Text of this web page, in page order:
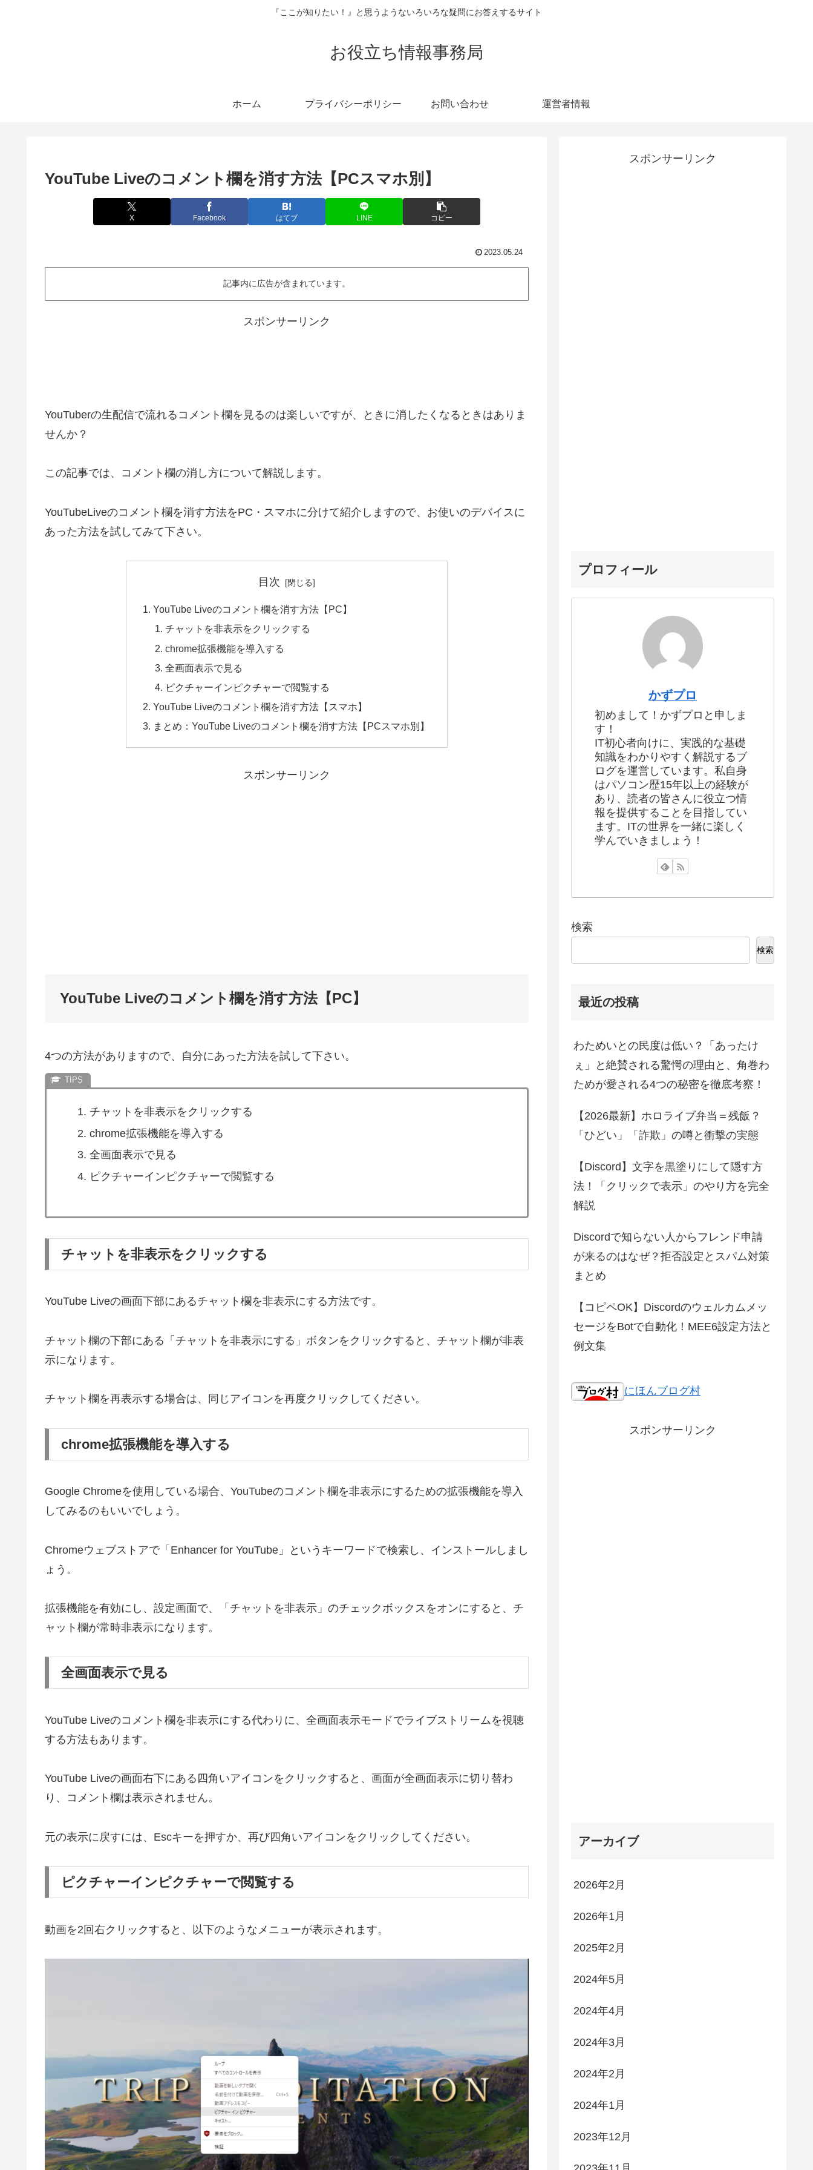
『ここが知りたい！』と思うようないろいろな疑問にお答えするサイト
お役立ち情報事務局
ホーム プライバシーポリシー お問い合わせ 運営者情報
YouTube Liveのコメント欄を消す方法【PCスマホ別】
X Facebook はてブ LINE コピー
2023.05.24
記事内に広告が含まれています。
スポンサーリンク
YouTuberの生配信で流れるコメント欄を見るのは楽しいですが、ときに消したくなるときはありま
せんか？
この記事では、コメント欄の消し方について解説します。
YouTubeLiveのコメント欄を消す方法をPC・スマホに分けて紹介しますので、お使いのデバイスに
あった方法を試してみて下さい。
目次
YouTube Liveのコメント欄を消す方法【PC】
チャットを非表示をクリックする
chrome拡張機能を導入する
全画面表示で見る
ピクチャーインピクチャーで閲覧する
YouTube Liveのコメント欄を消す方法【スマホ】
まとめ：YouTube Liveのコメント欄を消す方法【PCスマホ別】
スポンサーリンク
YouTube Liveのコメント欄を消す方法【PC】
4つの方法がありますので、自分にあった方法を試して下さい。
チャットを非表示をクリックする
chrome拡張機能を導入する
全画面表示で見る
ピクチャーインピクチャーで閲覧する
チャットを非表示をクリックする
YouTube Liveの画面下部にあるチャット欄を非表示にする方法です。
チャット欄の下部にある「チャットを非表示にする」ボタンをクリックすると、チャット欄が非表
示になります。
チャット欄を再表示する場合は、同じアイコンを再度クリックしてください。
chrome拡張機能を導入する
Google Chromeを使用している場合、YouTubeのコメント欄を非表示にするための拡張機能を導入
してみるのもいいでしょう。
Chromeウェブストアで「Enhancer for YouTube」というキーワードで検索し、インストールしまし
ょう。
拡張機能を有効にし、設定画面で、「チャットを非表示」のチェックボックスをオンにすると、チ
ャット欄が常時非表示になります。
全画面表示で見る
YouTube Liveのコメント欄を非表示にする代わりに、全画面表示モードでライブストリームを視聴
する方法もあります。
YouTube Liveの画面右下にある四角いアイコンをクリックすると、画面が全画面表示に切り替わ
り、コメント欄は表示されません。
元の表示に戻すには、Escキーを押すか、再び四角いアイコンをクリックしてください。
ピクチャーインピクチャーで閲覧する
動画を2回右クリックすると、以下のようなメニューが表示されます。
スポンサーリンク
プロフィール
かずプロ
初めまして！かずプロと申しま
す！
IT初心者向けに、実践的な基礎
知識をわかりやすく解説するブ
ログを運営しています。私自身
はパソコン歴15年以上の経験が
あり、読者の皆さんに役立つ情
報を提供することを目指してい
ます。ITの世界を一緒に楽しく
学んでいきましょう！
検索
検索
最近の投稿
わためいとの民度は低い？「あったけ
ぇ」と絶賛される驚愕の理由と、角巻わ
ためが愛される4つの秘密を徹底考察！
【2026最新】ホロライブ弁当＝残飯？
「ひどい」「詐欺」の噂と衝撃の実態
【Discord】文字を黒塗りにして隠す方
法！「クリックで表示」のやり方を完全
解説
Discordで知らない人からフレンド申請
が来るのはなぜ？拒否設定とスパム対策
まとめ
【コピペOK】Discordのウェルカムメッ
セージをBotで自動化！MEE6設定方法と
例文集
にほんブログ村
スポンサーリンク
アーカイブ
2026年2月
2026年1月
2025年2月
2024年5月
2024年4月
2024年3月
2024年2月
2024年1月
2023年12月